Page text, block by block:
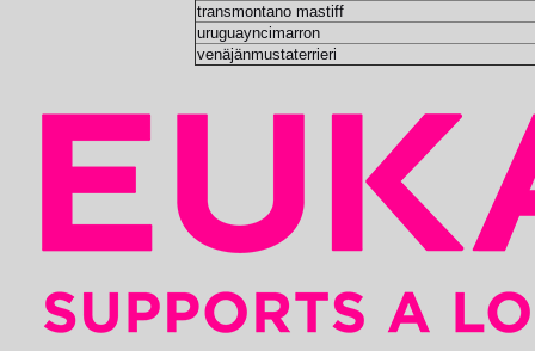
transmontano mastiff
uruguayncimarron
venäjänmustaterrieri